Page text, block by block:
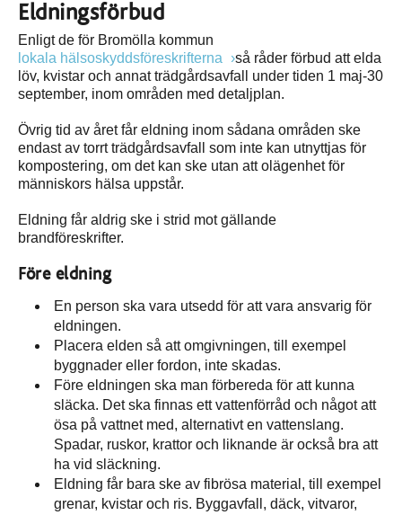
Eldningsförbud
Enligt de för Bromölla kommun
lokala hälsoskyddsföreskrifterna
så råder förbud att elda
löv, kvistar och annat trädgårdsavfall under tiden 1 maj-30
september, inom områden med detaljplan.
Övrig tid av året får eldning inom sådana områden ske
endast av torrt trädgårdsavfall som inte kan utnyttjas för
kompostering, om det kan ske utan att olägenhet för
människors hälsa uppstår.
Eldning får aldrig ske i strid mot gällande
brandföreskrifter.
Före eldning
En person ska vara utsedd för att vara ansvarig för
eldningen.
Placera elden så att omgivningen, till exempel
byggnader eller fordon, inte skadas.
Före eldningen ska man förbereda för att kunna
släcka. Det ska finnas ett vattenförråd och något att
ösa på vattnet med, alternativt en vattenslang.
Spadar, ruskor, krattor och liknande är också bra att
ha vid släckning.
Eldning får bara ske av fibrösa material, till exempel
grenar, kvistar och ris. Byggavfall, däck, vitvaror,